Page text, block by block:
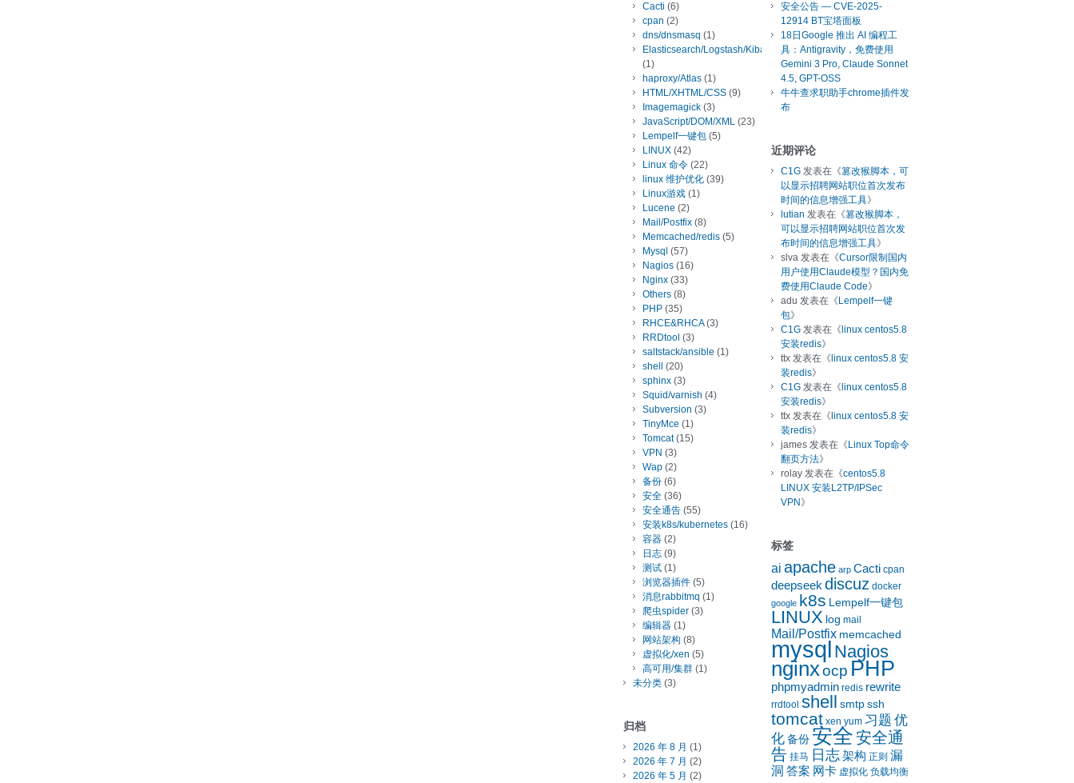
Cacti (6)
cpan (2)
dns/dnsmasq (1)
Elasticsearch/Logstash/Kibana
(1)
haproxy/Atlas (1)
HTML/XHTML/CSS (9)
Imagemagick (3)
JavaScript/DOM/XML (23)
Lempelf一键包 (5)
LINUX (42)
Linux 命令 (22)
linux 维护优化 (39)
Linux游戏 (1)
Lucene (2)
Mail/Postfix (8)
Memcached/redis (5)
Mysql (57)
Nagios (16)
Nginx (33)
Others (8)
PHP (35)
RHCE&RHCA(3)
RRDtool (3)
saltstack/ansible (1)
shell
(20)
sphinx (3)
Squid/varnish (4)
Subversion (3)
TinyMce (1)
Tomcat(15)
VPN (3)
Wap (2)
备份 (6)
安全 (36)
安全通告 (55)
安装k8s/kubernetes (16)
容器 (2)
日志 (9)
测试 (1)
浏览器插件 (5)
消息rabbitmq (1)
爬虫spider (3)
编辑器 (1)
网站架构 (8)
虚拟化/xen (5)
高可用/集群 (1)
未分类 (3)
归档
2026 年 8 月 (1)
2026 年 7 月 (2)
2026 年 5 月 (2)
安全公告 — CVE-2025-
12914 BT宝塔面板
18日Google 推出 AI 编程工
具：Antigravity，免费使用
Gemini 3 Pro, Claude Sonnet
4.5, GPT-OSS
牛牛查求职助手chrome插件发
布
近期评论
C1G 发表在《篡改猴脚本，可
以显示招聘网站职位首次发布
时间的信息增强工具》
lutian 发表在《篡改猴脚本，
可以显示招聘网站职位首次发
布时间的信息增强工具》
slva 发表在《Cursor限制国内
用户使用Claude模型？国内免
费使用Claude Code》
adu 发表在《 Lempelf一键
包》
C1G 发表在《 linux centos5.8
安装redis》
ttx 发表在《 linux centos5.8 安
装redis》
C1G 发表在《 linux centos5.8
安装redis》
ttx 发表在《 linux centos5.8 安
装redis》
james 发表在《 Linux Top命令
翻页方法》
rolay 发表在《centos5.8
LINUX 安装L2TP/IPSec
VPN 》
标签
ai apache arp Cacti cpan
deepseek discuz docker
google k8s Lempelf一键包
LINUX log mail
Mail/Postfix memcached
mysql Nagios
nginxocp PHP
phpmyadmin redis rewrite
rrdtool shell smtp ssh
tomcat xen yum 习题 优
化 备份 安全安全通
告 挂马 日志架构 正则 漏
洞 答案 网卡 虚拟化 负载均衡